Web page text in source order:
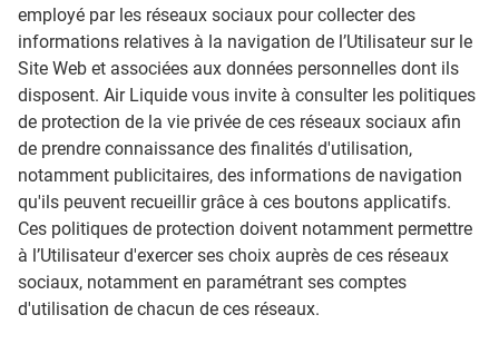
employé par les réseaux sociaux pour collecter des
informations relatives à la navigation de l’Utilisateur sur le
Site Web et associées aux données personnelles dont ils
disposent. Air Liquide vous invite à consulter les politiques
de protection de la vie privée de ces réseaux sociaux afin
de prendre connaissance des finalités d'utilisation,
notamment publicitaires, des informations de navigation
qu'ils peuvent recueillir grâce à ces boutons applicatifs.
Ces politiques de protection doivent notamment permettre
à l’Utilisateur d'exercer ses choix auprès de ces réseaux
sociaux, notamment en paramétrant ses comptes
d'utilisation de chacun de ces réseaux.